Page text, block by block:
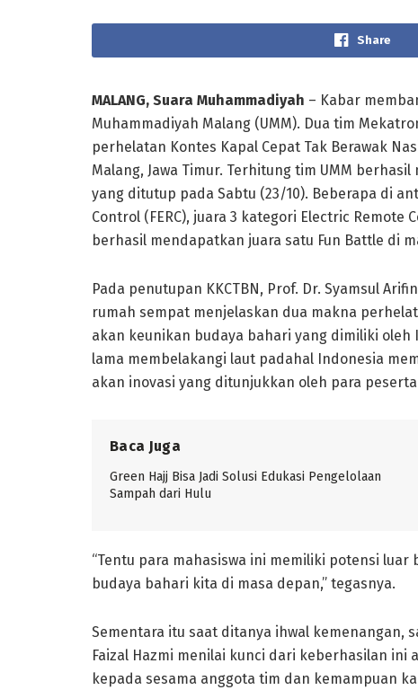
Share
MALANG, Suara Muhammadiyah – Kabar
Muhammadiyah Malang (UMM). Dua tim
perhelatan Kontes Kapal Cepat Tak Berawak
Malang, Jawa Timur. Terhitung tim UMM
yang ditutup pada Sabtu (23/10). Beberapa di
Control (FERC), juara 3 kategori Electric Remote
berhasil mendapatkan juara satu Fun Battle di
Pada penutupan KKCTBN, Prof. Dr. Syamsul
rumah sempat menjelaskan dua makna
akan keunikan budaya bahari yang dimiliki
lama membelakangi laut padahal Indonesia
akan inovasi yang ditunjukkan oleh para
Baca Juga
Green Hajj Bisa Jadi Solusi Edukasi Pengelolaan
Sampah dari Hulu
“Tentu para mahasiswa ini memiliki potensi
budaya bahari kita di masa depan,” tegasnya.
Sementara itu saat ditanya ihwal kemenangan,
Faizal Hazmi menilai kunci dari keberhasilan
kepada sesama anggota tim dan kemampuan